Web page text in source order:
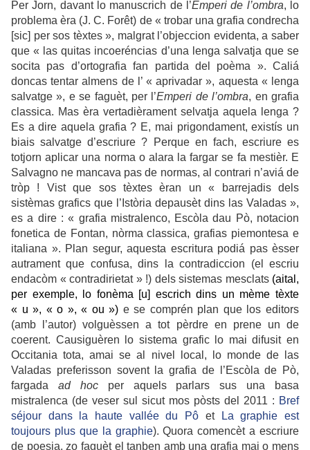
Per Jorn, davant lo manuscrich de l’Emperi de l’ombra, lo
problema èra (J. C. Forêt) de « trobar una grafia condrecha
[sic] per sos tèxtes », malgrat l’objeccion evidenta, a saber
que « las quitas incoeréncias d’una lenga salvatja que se
socita pas d’ortografia fan partida del poèma ». Caliá
doncas tentar almens de l’ « aprivadar », aquesta « lenga
salvatge », e se faguèt, per l’Emperi de l’ombra, en grafia
classica. Mas èra vertadièrament selvatja aquela lenga ?
Es a dire aquela grafia ? E, mai prigondament, existís un
biais salvatge d’escriure ? Perque en fach, escriure es
totjorn aplicar una norma o alara la fargar se fa mestièr. E
Salvagno ne mancava pas de normas, al contrari n’aviá de
tròp ! Vist que sos tèxtes èran un « barrejadis dels
sistèmas grafics que l’Istòria depausèt dins las Valadas »,
es a dire : « grafia mistralenco, Escòla dau Pò, notacion
fonetica de Fontan, nòrma classica, grafias piemontesa e
italiana ». Plan segur, aquesta escritura podiá pas èsser
autrament que confusa, dins la contradiccion (el escriu
endacòm « contradirietat » !) dels sistemas mesclats(aital,
per exemple,
lo fonèma [u] escrichdins un mème tèxte
« u », « o », « ou ») e se comprén plan que los editors
(amb l’autor) volguèssen a tot pèrdre en prene un de
coerent. Causiguèren lo sistema grafic lo mai difusit en
Occitania tota, amai se al nivel local, lo monde de las
Valadas preferisson sovent la grafia de l’Escòla de Pò,
fargada ad hocper aquels parlars sus una basa
mistralenca (de veser sul sicut mos pòsts del 2011 : Bref
séjour dans la haute vallée du Pô et
La graphie est
toujours plus que la graphie). Quora comencèt a escriure
de poesia, zo faguèt el tanben amb una grafia mai o mens